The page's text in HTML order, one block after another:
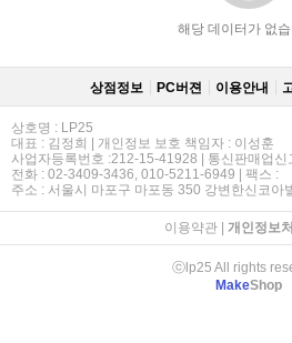
해당 데이터가 없습
상점정보 PC버젼 이용안내
상호명 : LP25
대표 : 김정희 | 개인정보 보호 책임자 : 이성훈
사업자등록번호 :212-15-41928 | 통신판매업
전화 : 02-3409-3436, 010-5211-6949 | 팩스 :
주소 : 서울시 마포구 마포동 350 강변한신코아
이용약관| 개인정보
ⓒlp25 All rights
MakeShop